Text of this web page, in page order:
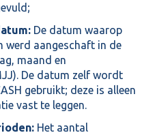
De datum waarop
werd aangeschaft in de
maand en
De datum zelf wordt
gebruikt; deze is alleen
vast te leggen.
Het aantal